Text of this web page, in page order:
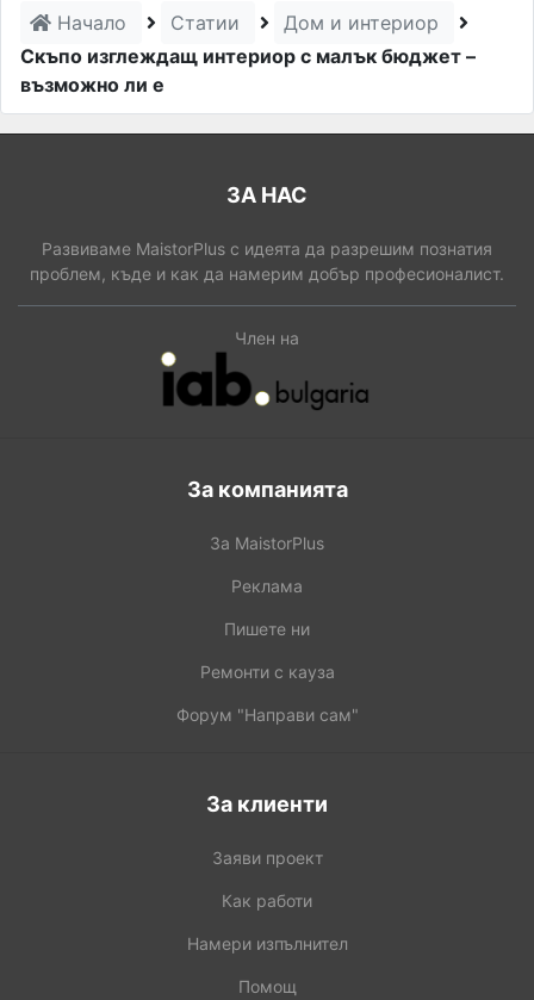
Начало Статии
Дом и интериор
Скъпо изглеждащ интериор с малък бюджет –
възможно ли е
ЗА НАС
Развиваме MaistorPlus с идеята да разрешим познатия
проблем, къде и как да намерим добър професионалист.
Член на
За компанията
За MaistorPlus
Реклама
Пишете ни
Ремонти с кауза
Форум "Направи сам"
За клиенти
Заяви проект
Как работи
Намери изпълнител
Помощ